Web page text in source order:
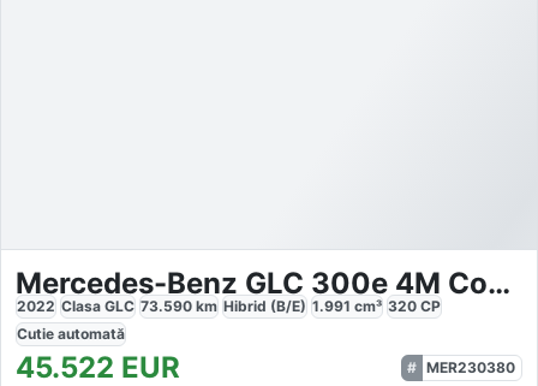
Mercedes-Benz GLC 300e 4M Coupe
2022 Clasa GLC 73.590 km Hibrid (B/E) 1.991 cm³ 320 CP
Cutie automată
45.522 EUR
MER230380